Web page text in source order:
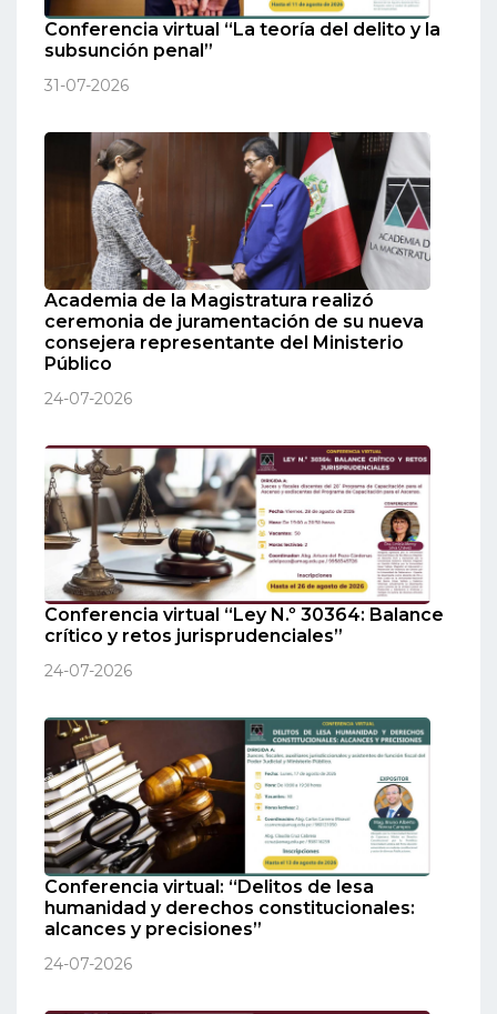
Conferencia virtual “La teoría del delito y la
subsunción penal”
31-07-2026
Academia de la Magistratura realizó
ceremonia de juramentación de su nueva
consejera representante del Ministerio
Público
24-07-2026
Conferencia virtual “Ley N.º 30364: Balance
crítico y retos jurisprudenciales”
24-07-2026
Conferencia virtual: “Delitos de lesa
humanidad y derechos constitucionales:
alcances y precisiones”
24-07-2026